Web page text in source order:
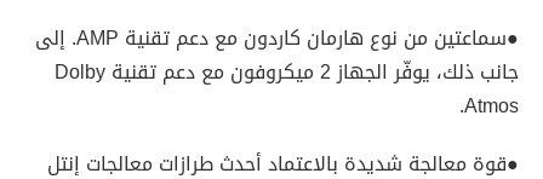
●سماعتين من نوع هارمان كاردون مع دعم تقنية AMP. إلى
جانب ذلك، يوفّر الجهاز 2 ميكروفون مع دعم تقنية Dolby
Atmos.
●قوة معالجة شديدة بالاعتماد أحدث طرازات معالجات إنتل